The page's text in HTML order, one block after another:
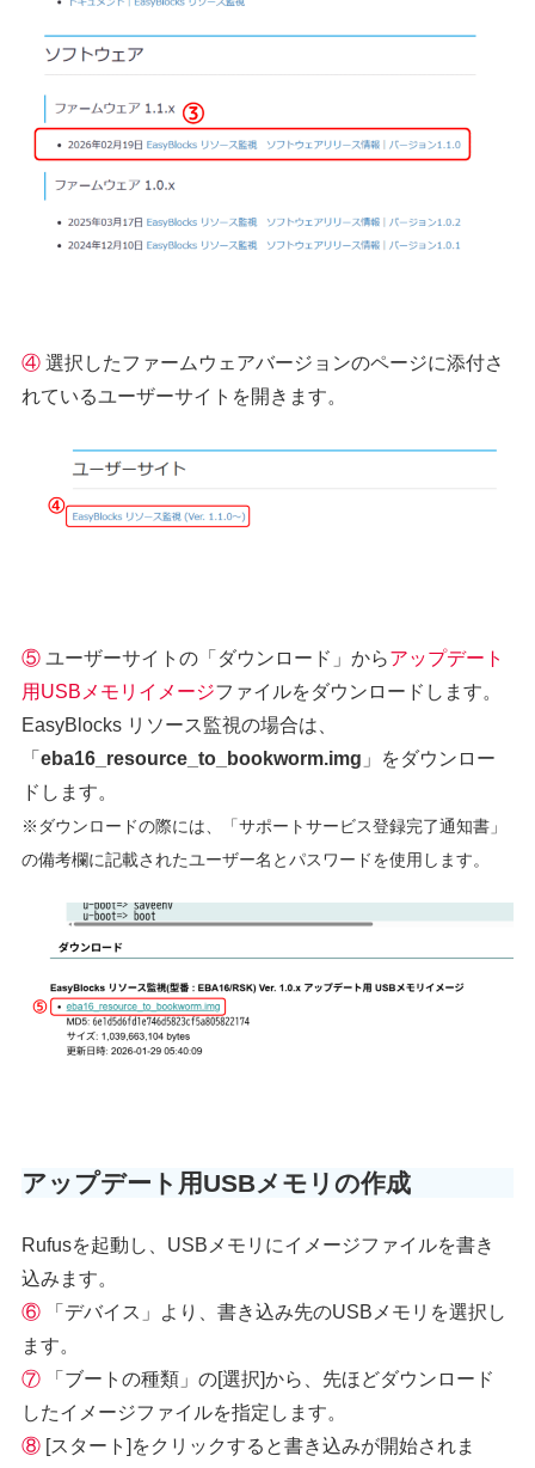
④ 選択したファームウェアバージョンのページに添付さ
れているユーザーサイトを開きます。
⑤ ユーザーサイトの「ダウンロード」からアップデート
用USBメモリイメージファイルをダウンロードします。
EasyBlocks リソース監視の場合は、
「eba16_resource_to_bookworm.img 」をダウンロー
ドします。
※ダウンロードの際には、「サポートサービス登録完了通知書」
の備考欄に記載されたユーザー名とパスワードを使用します。
アップデート用USBメモリの作成
Rufusを起動し、USBメモリにイメージファイルを書き
込みます。
⑥ 「デバイス」より、書き込み先のUSBメモリを選択し
ます。
⑦ 「ブートの種類」の[選択]から、先ほどダウンロード
したイメージファイルを指定します。
⑧ [スタート]をクリックすると書き込みが開始されま